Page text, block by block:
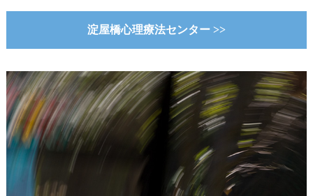
淀屋橋心理療法センター >>